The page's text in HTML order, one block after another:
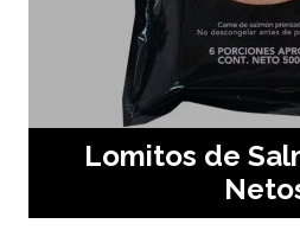
Lomitos de